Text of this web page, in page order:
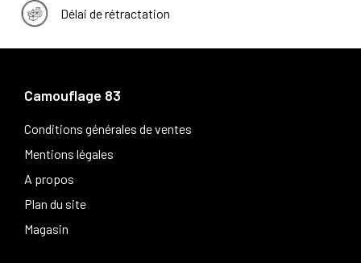
Délai de rétractation
Camouflage 83
Conditions générales de ventes
Mentions légales
A propos
Plan du site
Magasin